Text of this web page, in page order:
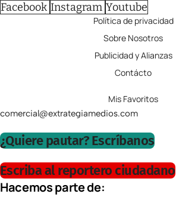
Facebook Instagram Youtube
Política de privacidad
Sobre Nosotros
Publicidad y Alianzas
Contácto
Mis Favoritos
comercial@extrategiamedios.com
¿Quiere pautar? Escríbanos
Escriba al reportero ciudadano
Hacemos parte de: